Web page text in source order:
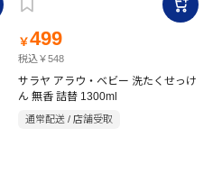
￥499
税込￥548
サラヤ アラウ・ベビー 洗たくせっけ
ん 無香 詰替 1300ml
通常配送 / 店舗受取